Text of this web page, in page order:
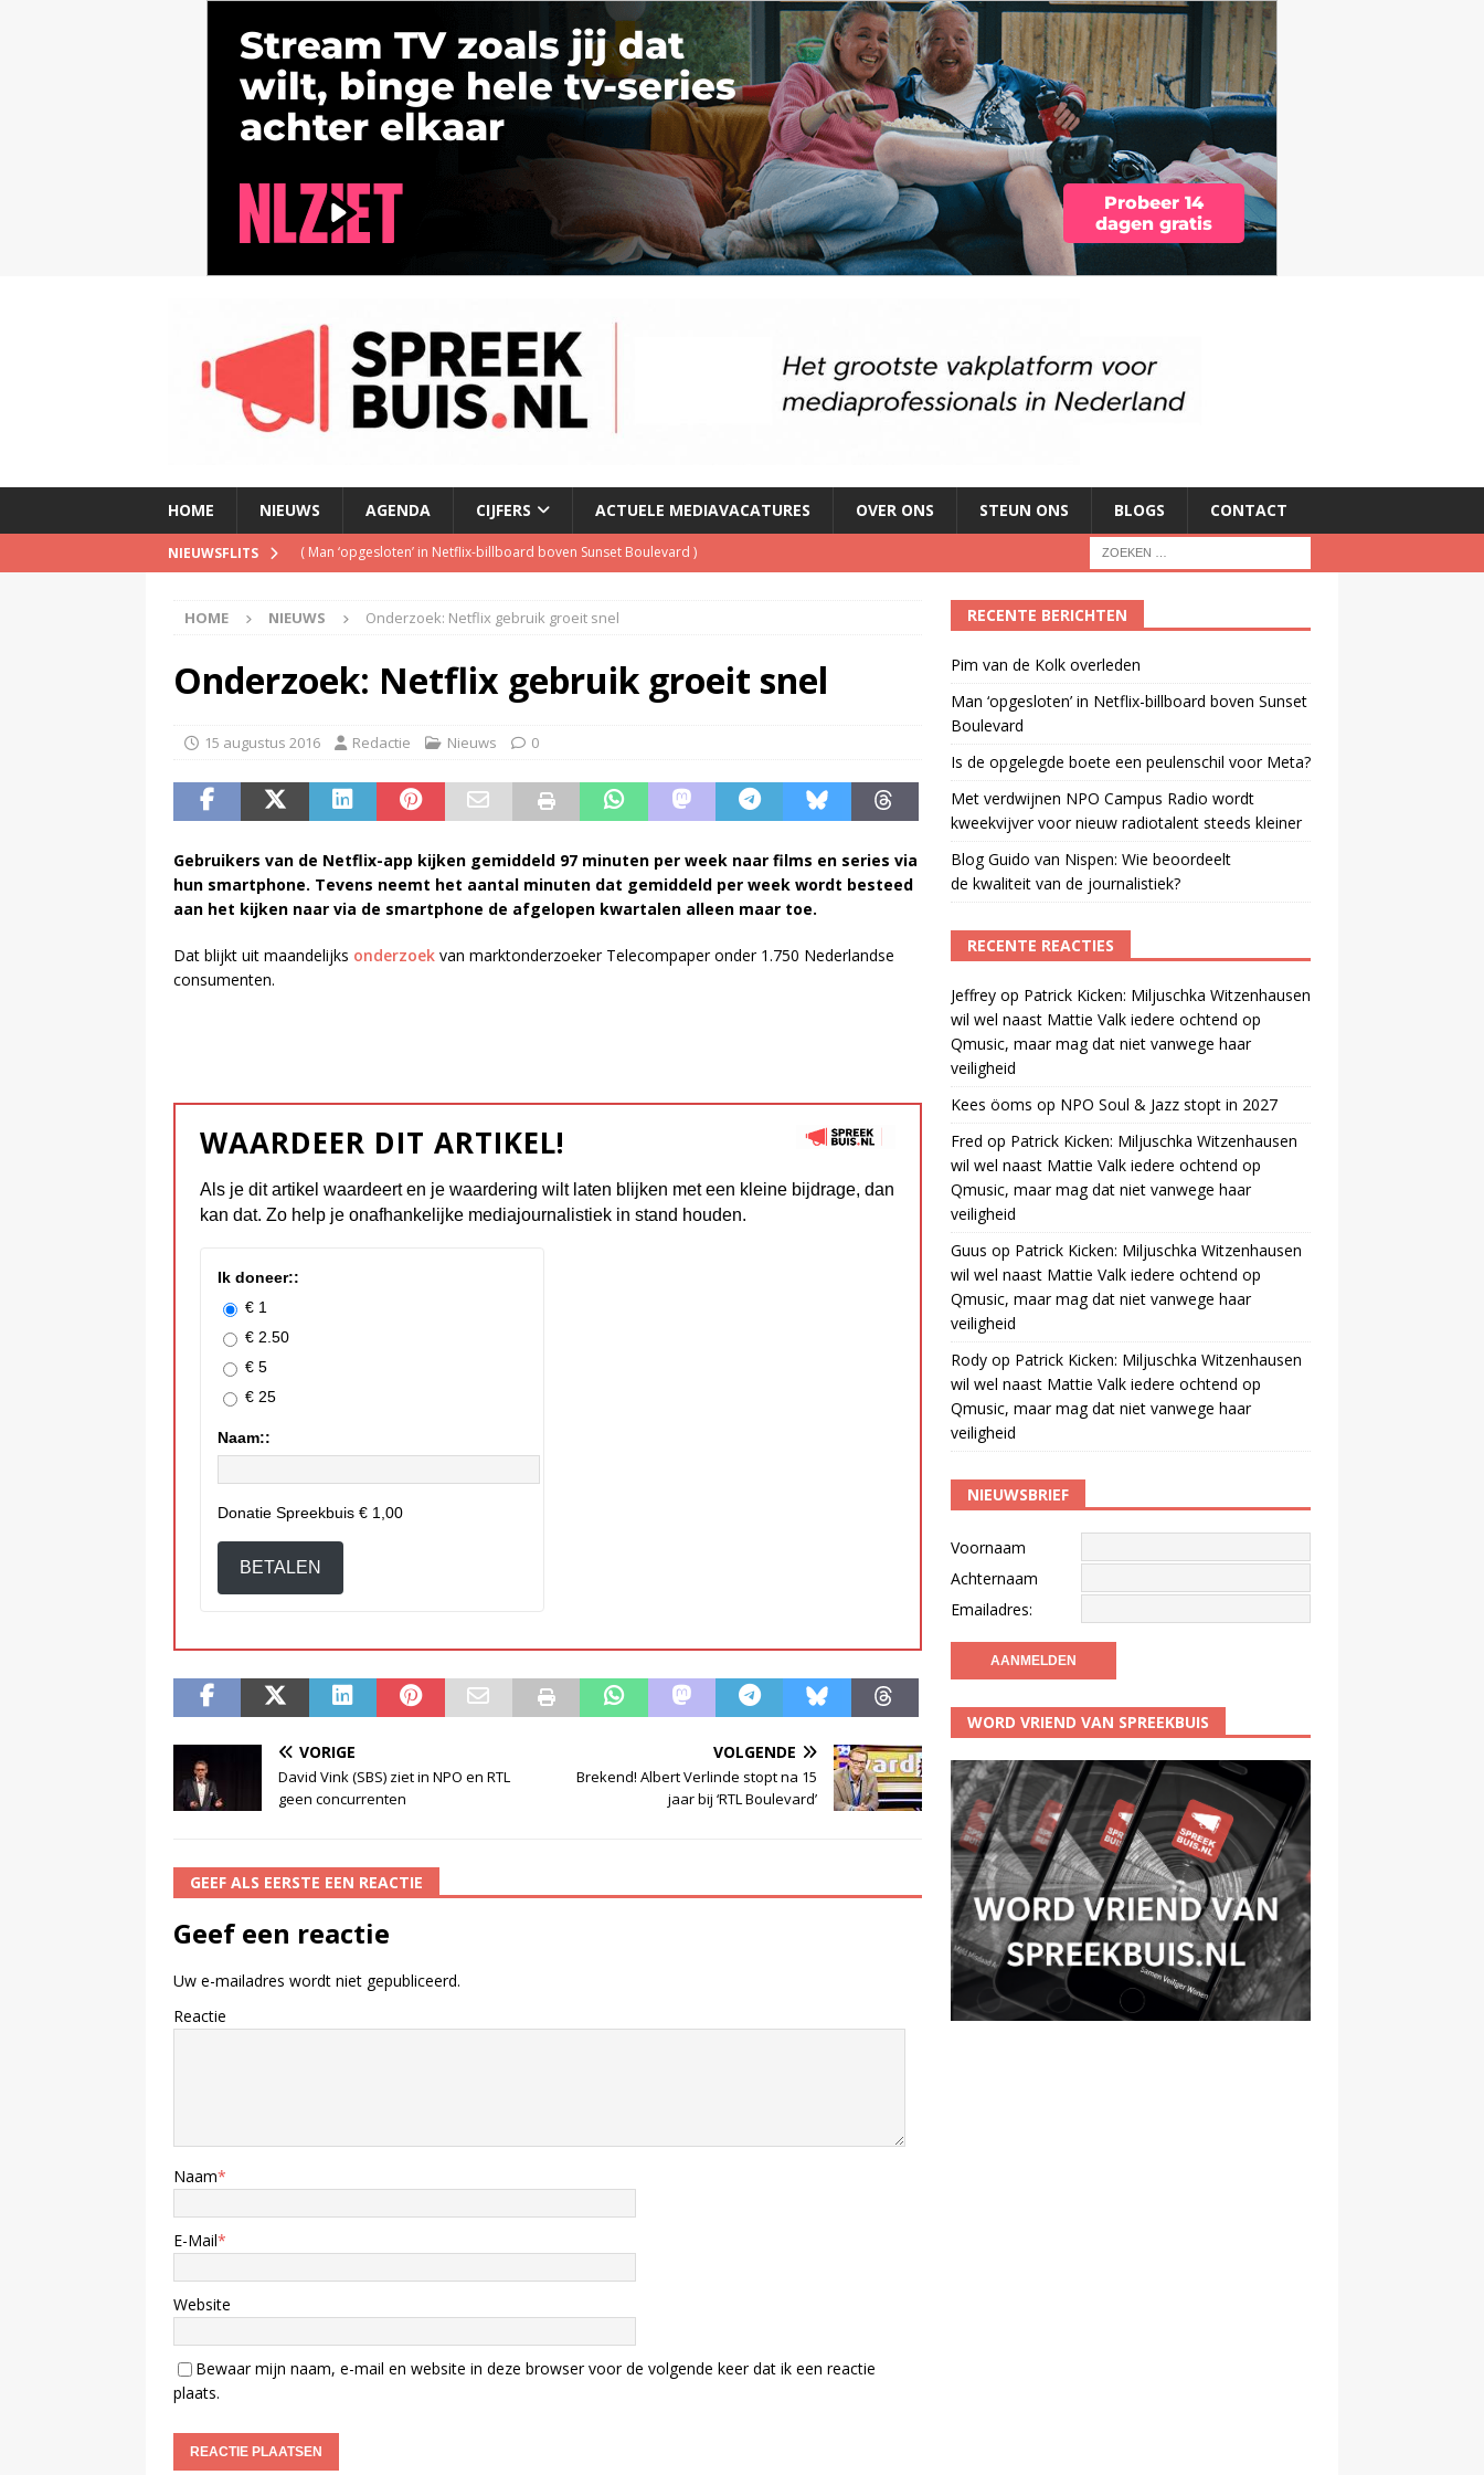
HOME NIEUWS AGENDA CIJFERS ACTUELE MEDIAVACATURES OVER ONS STEUN ONS BLOGS CONTACT
NIEUWSFLITS ( Man ‘opgesloten’ in Netflix-billboard boven Sunset Boulevard )
(Met verdwijnen NPO Campus Radio wordt kweekvijver voor nieuw radiotalent steeds kleiner
Blog Guido van Nispen: Wie beoordeelt de kwaliteit van de journalistiek?
HOME NIEUWS Onderzoek: Netflix gebruik groeit snel
Onderzoek: Netflix gebruik groeit snel
15 augustus 2016 Redactie Nieuws 0
Gebruikers van de Netflix-app kijken gemiddeld 97 minuten per week naar films en series via
hun smartphone. Tevens neemt het aantal minuten dat gemiddeld per week wordt besteed
aan het kijken naar via de smartphone de afgelopen kwartalen alleen maar toe.
Dat blijkt uit maandelijks onderzoek van marktonderzoeker Telecompaper onder 1.750 Nederlandse
consumenten.
WAARDEER DIT ARTIKEL!
Als je dit artikel waardeert en je waardering wilt laten blijken met een kleine bijdrage, dan
kan dat. Zo help je onafhankelijke mediajournalistiek in stand houden.
Ik doneer::
€ 1
€ 2.50
€ 5
€ 25
Naam::
Donatie Spreekbuis € 1,00
BETALEN
VORIGE
David Vink (SBS) ziet in NPO en RTL
geen concurrenten
VOLGENDE
Brekend! Albert Verlinde stopt na 15
jaar bij ‘RTL Boulevard’
GEEF ALS EERSTE EEN REACTIE
Geef een reactie
Uw e-mailadres wordt niet gepubliceerd.
Reactie
Naam*
E-Mail*
Website
Bewaar mijn naam, e-mail en website in deze browser voor de volgende keer dat ik een reactie
plaats.
RECENTE BERICHTEN
Pim van de Kolk overleden
Man ‘opgesloten’ in Netflix-billboard boven Sunset
Boulevard
Is de opgelegde boete een peulenschil voor Meta?
Met verdwijnen NPO Campus Radio wordt
kweekvijver voor nieuw radiotalent steeds kleiner
Blog Guido van Nispen: Wie beoordeelt
de kwaliteit van de journalistiek?
RECENTE REACTIES
Jeffreyop Patrick Kicken: Miljuschka Witzenhausen
wil wel naast Mattie Valk iedere ochtend op
Qmusic, maar mag dat niet vanwege haar
veiligheid
Kees öoms op NPO Soul & Jazz stopt in 2027
Fred op Patrick Kicken: Miljuschka Witzenhausen
wil wel naast Mattie Valk iedere ochtend op
Qmusic, maar mag dat niet vanwege haar
veiligheid
Guus op Patrick Kicken: Miljuschka Witzenhausen
wil wel naast Mattie Valk iedere ochtend op
Qmusic, maar mag dat niet vanwege haar
veiligheid
Rodyop Patrick Kicken: Miljuschka Witzenhausen
wil wel naast Mattie Valk iedere ochtend op
Qmusic, maar mag dat niet vanwege haar
veiligheid
NIEUWSBRIEF
Voornaam
Achternaam
Emailadres:
WORD VRIEND VAN SPREEKBUIS